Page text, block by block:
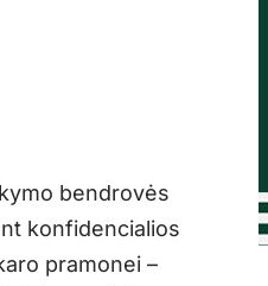
bendrovės
konfidencialios
pramonei –